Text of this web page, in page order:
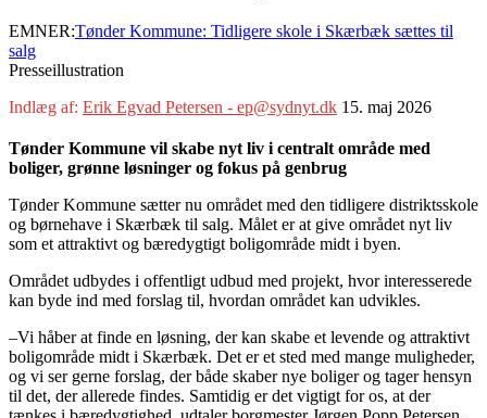
EMNER:Tønder Kommune: Tidligere skole i Skærbæk sættes til
salg
Presseillustration
Indlæg af: Erik Egvad Petersen - ep@sydnyt.dk 15. maj 2026
Tønder Kommune vil skabe nyt liv i centralt område med
boliger, grønne løsninger og fokus på genbrug
Tønder Kommune sætter nu området med den tidligere distriktsskole
og børnehave i Skærbæk til salg. Målet er at give området nyt liv
som et attraktivt og bæredygtigt boligområde midt i byen.
Området udbydes i offentligt udbud med projekt, hvor interesserede
kan byde ind med forslag til, hvordan området kan udvikles.
–Vi håber at finde en løsning, der kan skabe et levende og attraktivt
boligområde midt i Skærbæk. Det er et sted med mange muligheder,
og vi ser gerne forslag, der både skaber nye boliger og tager hensyn
til det, der allerede findes. Samtidig er det vigtigt for os, at der